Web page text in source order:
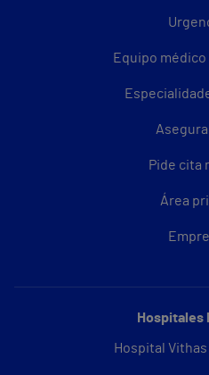
Equipo
Pide cita
Área
Hospitales
Hospital Vithas